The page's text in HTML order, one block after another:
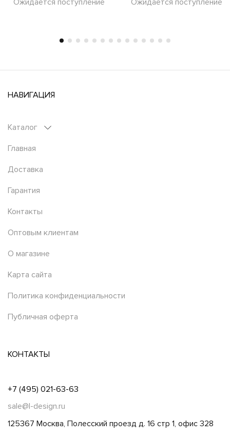
НАВИГАЦИЯ
Каталог
Главная
Доставка
Гарантия
Контакты
Оптовым клиентам
О магазине
Карта сайта
Политика конфиденциальности
Публичная оферта
КОНТАКТЫ
+7 (495) 021-63-63
sale@l-design.ru
125367 Москва, Полесский проезд д. 16 стр 1, офис 328